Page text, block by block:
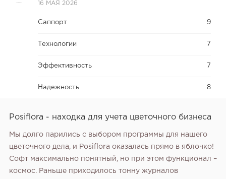
16 МАЯ 2026
Саппорт 9
Технологии 7
Эффективность 7
Надежность 8
Posiflora - находка для учета цветочного бизнеса
Мы долго парились с выбором программы для нашего
цветочного дела‚ и Posiflora оказалась прямо в яблочко!
Софт максимально понятный‚ но при этом функционал –
космос. Раньше приходилось тонну журналов